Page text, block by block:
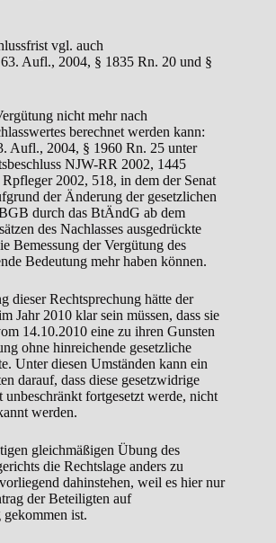
vgl. auch
Aufl., 2004, § 1835 Rn. 20 und §
nicht mehr nach
berechnet werden kann:
Aufl., 2004, § 1960 Rn. 25 unter
NJW-RR 2002, 1445
2002, 518, in dem der Senat
der Änderung der gesetzlichen
durch das BtÄndG ab dem
des Nachlasses ausgedrückte
Bemessung der Vergütung des
Bedeutung mehr haben können.
dieser Rechtsprechung hätte der
Jahr 2010 klar sein müssen, dass sie
14.10.2010 eine zu ihren Gunsten
ohne hinreichende gesetzliche
Unter diesen Umständen kann ein
darauf, dass diese gesetzwidrige
fortgesetzt werde, nicht
werden.
gleichmäßigen Übung des
die Rechtslage anders zu
dahinstehen, weil es hier nur
der Beteiligten auf
gekommen ist.